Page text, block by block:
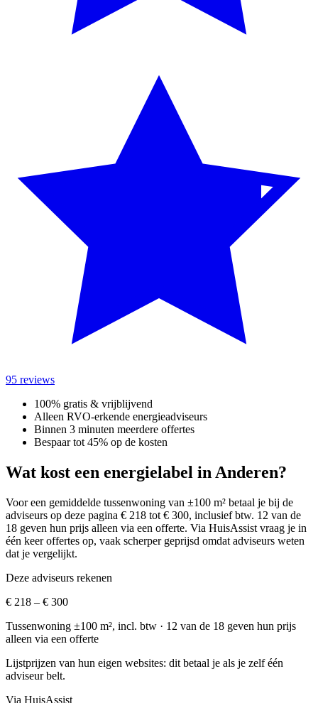
95 reviews
100% gratis & vrijblijvend
Alleen RVO-erkende energieadviseurs
Binnen 3 minuten meerdere offertes
Bespaar tot 45% op de kosten
Wat kost een energielabel in Anderen?
Voor een gemiddelde tussenwoning van ±100 m² betaal je bij de
adviseurs op deze pagina € 218 tot € 300, inclusief btw. 12 van de
18 geven hun prijs alleen via een offerte. Via HuisAssist vraag je in
één keer offertes op, vaak scherper geprijsd omdat adviseurs weten
dat je vergelijkt.
Deze adviseurs rekenen
€ 218 – € 300
Tussenwoning ±100 m², incl. btw · 12 van de 18 geven hun prijs
alleen via een offerte
Lijstprijzen van hun eigen websites: dit betaal je als je zelf één
adviseur belt.
Via HuisAssist